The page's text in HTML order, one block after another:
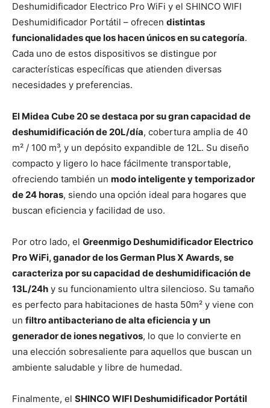
Deshumidificador Electrico Pro WiFi y el SHINCO WIFI
Deshumidificador Portátil – ofrecen distintas
funcionalidades que los hacen únicos en su categoría.
Cada uno de estos dispositivos se distingue por
características específicas que atienden diversas
necesidades y preferencias.
El Midea Cube 20 se destaca por su gran capacidad de
deshumidificación de 20L/día, cobertura amplia de 40
m² / 100 m³, y un depósito expandible de 12L. Su diseño
compacto y ligero lo hace fácilmente transportable,
ofreciendo también un modo inteligente y temporizador
de 24 horas, siendo una opción ideal para hogares que
buscan eficiencia y facilidad de uso.
Por otro lado, el Greenmigo Deshumidificador Electrico
Pro WiFi, ganador de los German Plus X Awards, se
caracteriza por su capacidad de deshumidificación de
13L/24h y su funcionamiento ultra silencioso. Su tamaño
es perfecto para habitaciones de hasta 50m² y viene con
un filtro antibacteriano de alta eficiencia y un
generador de iones negativos, lo que lo convierte en
una elección sobresaliente para aquellos que buscan un
ambiente saludable y libre de humedad.
Finalmente, el SHINCO WIFI Deshumidificador Portátil